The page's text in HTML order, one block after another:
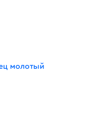
молотый